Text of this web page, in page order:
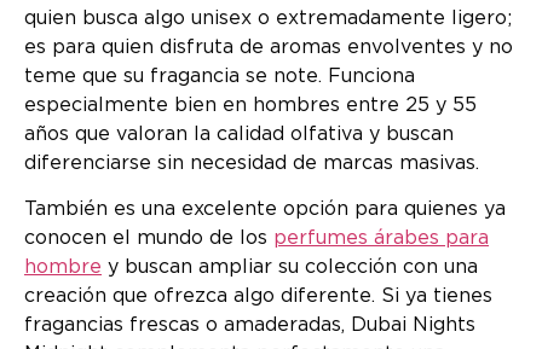
quien busca algo unisex o extremadamente ligero;
es para quien disfruta de aromas envolventes y no
teme que su fragancia se note. Funciona
especialmente bien en hombres entre 25 y 55
años que valoran la calidad olfativa y buscan
diferenciarse sin necesidad de marcas masivas.
También es una excelente opción para quienes ya
conocen el mundo de los perfumes árabes para
hombre y buscan ampliar su colección con una
creación que ofrezca algo diferente. Si ya tienes
fragancias frescas o amaderadas, Dubai Nights